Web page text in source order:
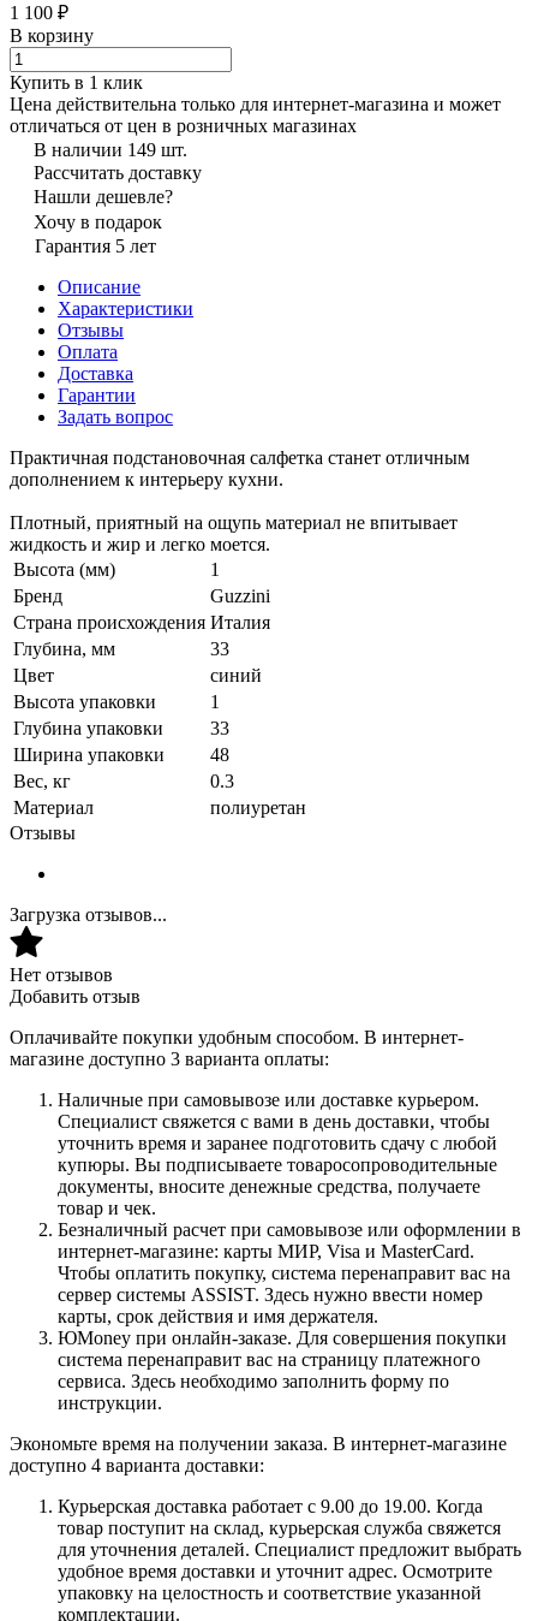
1 100 ₽
В корзину
Купить в 1 клик
Цена действительна только для интернет-магазина и может
отличаться от цен в розничных магазинах
В наличии 149 шт.
Рассчитать доставку
Нашли дешевле?
Хочу в подарок
Гарантия 5 лет
Описание
Характеристики
Отзывы
Оплата
Доставка
Гарантии
Задать вопрос
Практичная подстановочная салфетка станет отличным
дополнением к интерьеру кухни.
Плотный, приятный на ощупь материал не впитывает
жидкость и жир и легко моется.
Высота (мм)
1
Бренд
Guzzini
Страна происхождения Италия
Глубина, мм
33
Цвет
синий
Высота упаковки
1
Глубина упаковки
33
Ширина упаковки
48
Вес, кг
0.3
Материал
полиуретан
Отзывы
Загрузка отзывов...
Нет отзывов
Добавить отзыв
Оплачивайте покупки удобным способом. В интернет-
магазине доступно 3 варианта оплаты:
Наличные при самовывозе или доставке курьером.
Специалист свяжется с вами в день доставки, чтобы
уточнить время и заранее подготовить сдачу с любой
купюры. Вы подписываете товаросопроводительные
документы, вносите денежные средства, получаете
товар и чек.
Безналичный расчет при самовывозе или оформлении в
интернет-магазине: карты МИР, Visa и MasterCard.
Чтобы оплатить покупку, система перенаправит вас на
сервер системы ASSIST. Здесь нужно ввести номер
карты, срок действия и имя держателя.
ЮMoney при онлайн-заказе. Для совершения покупки
система перенаправит вас на страницу платежного
сервиса. Здесь необходимо заполнить форму по
инструкции.
Экономьте время на получении заказа. В интернет-магазине
доступно 4 варианта доставки:
Курьерская доставка работает с 9.00 до 19.00. Когда
товар поступит на склад, курьерская служба свяжется
для уточнения деталей. Специалист предложит выбрать
удобное время доставки и уточнит адрес. Осмотрите
упаковку на целостность и соответствие указанной
комплектации.